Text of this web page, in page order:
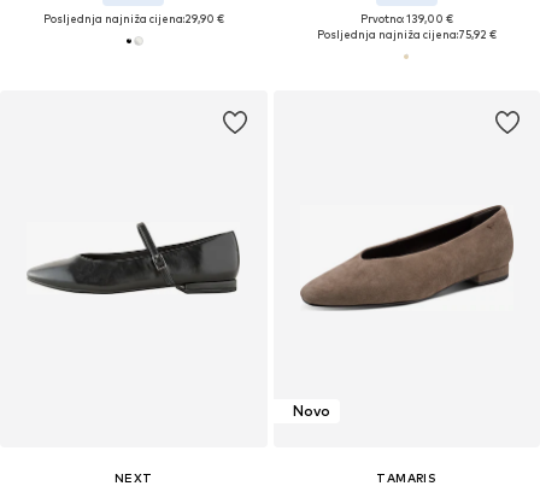
Posljednja najniža cijena:29,90 €
Prvotno: 139,00 €
Posljednja najniža cijena:75,92 €
NEXT
Novo
TAMARIS